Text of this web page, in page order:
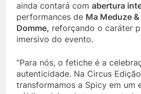
ainda contará com abertura
performances de Ma Meduze
Domme, reforçando o caráter
imersivo do evento.
“Para nós, o fetiche é a
autenticidade. Na Circus
transformamos a Spicy em um